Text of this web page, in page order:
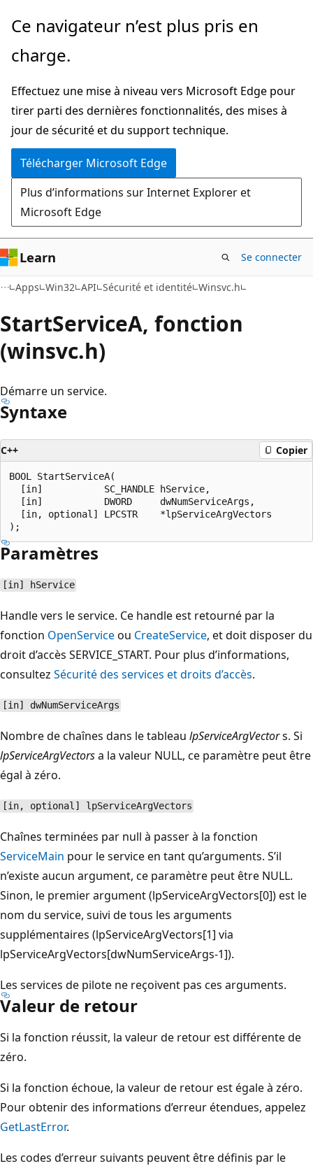
Passer
directement
au
principal
Ce navigateur n’est plus pris en
charge.
Effectuez une mise à niveau vers Microsoft Edge pour
tirer parti des dernières fonctionnalités, des mises à
jour de sécurité et du support technique.
Télécharger Microsoft Edge
Plus d’informations sur Internet Explorer et
Microsoft Edge
Learn Se connecter
Apps Win32 API Sécurité et identité Winsvc.h
StartServiceA, fonction
(winsvc.h)
Démarre un service.
Syntaxe
C++ Copier
BOOL StartServiceA(
  [in]           SC_HANDLE hService,
  [in]           DWORD     dwNumServiceArgs,
  [in, optional] LPCSTR    *lpServiceArgVectors
Paramètres
[in] hService
Handle vers le service. Ce handle est retourné par la
fonction OpenServiceou CreateService, et doit disposer du
droit d’accès SERVICE_START. Pour plus d’informations,
consultez Sécurité des services et droits d’accès.
[in] dwNumServiceArgs
Nombre de chaînes dans le tableau lpServiceArgVectors. Si
lpServiceArgVectorsa la valeur NULL, ce paramètre peut être
égal à zéro.
[in, optional] lpServiceArgVectors
Chaînes terminées par null à passer à la fonction
ServiceMain pour le service en tant qu’arguments. S’il
n’existe aucun argument, ce paramètre peut être NULL.
Sinon, le premier argument (lpServiceArgVectors[0]) est le
nom du service, suivi de tous les arguments
supplémentaires (lpServiceArgVectors[1] via
lpServiceArgVectors[dwNumServiceArgs-1]).
Les services de pilote ne reçoivent pas ces arguments.
Valeur de retour
Si la fonction réussit, la valeur de retour est différente de
zéro.
Si la fonction échoue, la valeur de retour est égale à zéro.
Pour obtenir des informations d’erreur étendues, appelez
GetLastError.
Les codes d’erreur suivants peuvent être définis par le